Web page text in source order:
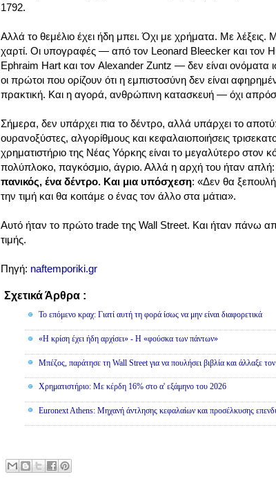
1792.
Αλλά το θεμέλιο έχει ήδη μπει. Όχι με χρήματα. Με
χαρτί. Οι υπογραφές — από τον Leonard Bleecker και τον
Ephraim Hart και τον Alexander Zuntz — δεν είναι ονόματα
οι πρώτοι που ορίζουν ότι η εμπιστοσύνη δεν είναι
πρακτική. Και η αγορά, ανθρώπινη κατασκευή — όχι
Σήμερα, δεν υπάρχει πια το δέντρο, αλλά υπάρχει το
ουρανοξύστες, αλγορίθμους και κεφαλαιοποιήσεις
χρηματιστήριο της Νέας Υόρκης είναι το μεγαλύτερο στον
πολύπλοκο, παγκόσμιο, άγριο. Αλλά η αρχή του ήταν απλή:
πανικός, ένα δέντρο. Και μια υπόσχεση: «Δεν θα
την τιμή και θα κοιτάμε ο ένας τον άλλο στα μάτια».
Αυτό ήταν το πρώτο trade της Wall Street. Και ήταν πάνω
τιμής.
Πηγή: naftemporiki.gr
Σχετικά Άρθρα :
To επόμενο κραχ: Γιατί αυτή τη φορά ίσως να μην είναι διαφορετικά
«Η κρίση έχει ήδη αρχίσει» - Η «φούσκα των πάντων»
Μπέζος, παράτησε τη Wall Street για να πουλήσει βιβλία και άλλαξε
Χρηματιστήριο: Με κέρδη 16% στο α' εξάμηνο του 2026
Euronext Athens: Μηχανή άντλησης κεφαλαίων και προσέλκυσης